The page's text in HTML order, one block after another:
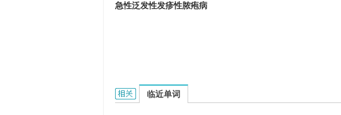
急性泛发性发疹性脓疱病
acute generalized exanthematous pustulosis的相关资料
临近单词